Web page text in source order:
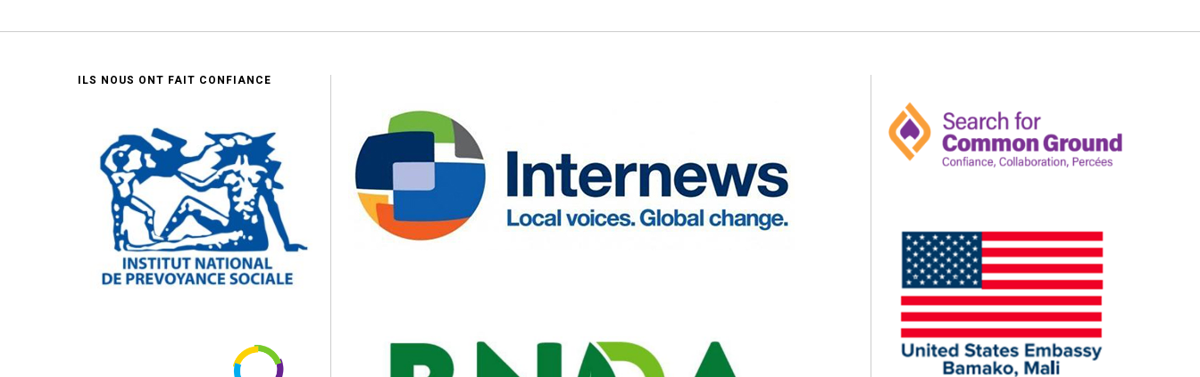
ILS NOUS ONT FAIT CONFIANCE